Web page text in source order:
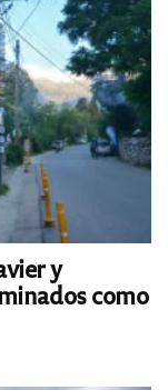
y
como